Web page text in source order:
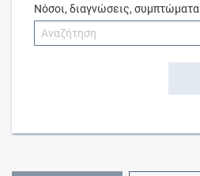
Νόσοι, διαγνώσεις, συμπτώματα